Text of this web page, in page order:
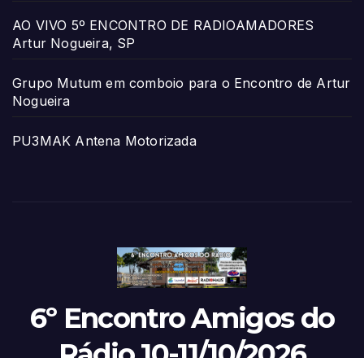
AO VIVO 5º ENCONTRO DE RADIOAMADORES
Artur Nogueira, SP
Grupo Mutum em comboio para o Encontro de Artur
Nogueira
PU3MAK Antena Motorizada
6º Encontro Amigos do